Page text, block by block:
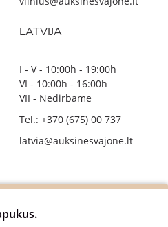
LATVIJA
I - V - 10:00h - 19:00h
VI - 10:00h - 16:00h
VII - Nedirbame
Tel.: +370 (675) 00 737
latvia@auksinesvajone.lt